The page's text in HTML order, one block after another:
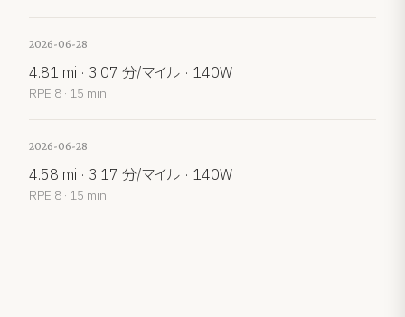
2026-06-28
4.81 mi · 3:07 分/マイル · 140W
RPE 8 · 15 min
2026-06-28
4.58 mi · 3:17 分/マイル · 140W
RPE 8 · 15 min